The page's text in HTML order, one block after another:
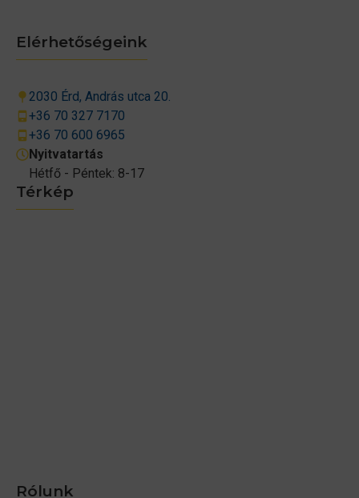
Térkép
Rólunk
Elérhetőségeink
2030 Érd, András utca 20.
+36 70 327 7170
+36 70 600 6965
Nyitvatartás
Hétfő - Péntek: 8-17